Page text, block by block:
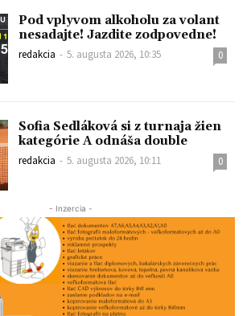
Pod vplyvom alkoholu za volant
nesadajte! Jazdite zodpovedne!
redakcia - 5. augusta 2026, 10:35 0
Sofia Sedláková si z turnaja žien
kategórie A odnáša double
redakcia - 5. augusta 2026, 10:11 0
- Inzercia -